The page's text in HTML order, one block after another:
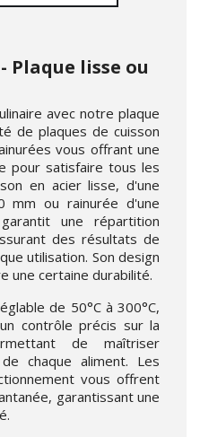
Plaque lisse ou
avec notre plaque
de plaques de cuisson
vous offrant une
pour satisfaire tous les
en acier lisse, d'une
mm ou rainurée d'une
une répartition
des résultats de
utilisation. Son design
une certaine durabilité.
de 50°C à 300°C,
contrôle précis sur la
de maîtriser
chaque aliment. Les
vous offrent
garantissant une